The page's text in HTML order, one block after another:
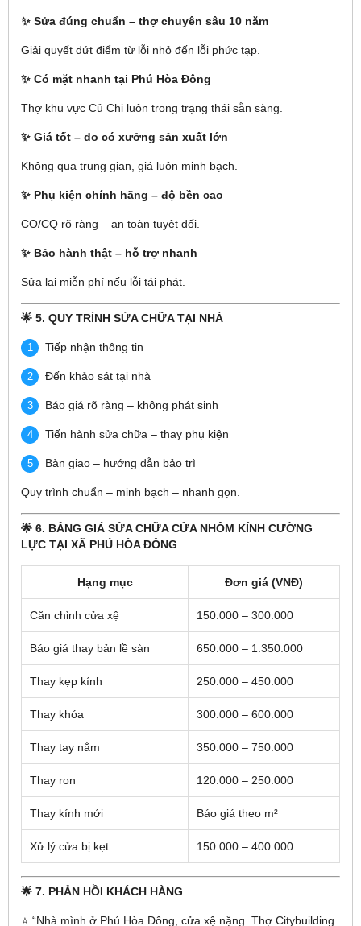
✨ Sửa đúng chuẩn – thợ chuyên sâu 10 năm
Giải quyết dứt điểm từ lỗi nhỏ đến lỗi phức tạp.
✨ Có mặt nhanh tại Phú Hòa Đông
Thợ khu vực Củ Chi luôn trong trạng thái sẵn sàng.
✨ Giá tốt – do có xưởng sản xuất lớn
Không qua trung gian, giá luôn minh bạch.
✨ Phụ kiện chính hãng – độ bền cao
CO/CQ rõ ràng – an toàn tuyệt đối.
✨ Bảo hành thật – hỗ trợ nhanh
Sửa lại miễn phí nếu lỗi tái phát.
🌟 5. QUY TRÌNH SỬA CHỮA TẠI NHÀ
Tiếp nhận thông tin
Đến khảo sát tại nhà
Báo giá rõ ràng – không phát sinh
Tiến hành sửa chữa – thay phụ kiện
Bàn giao – hướng dẫn bảo trì
Quy trình chuẩn – minh bạch – nhanh gọn.
🌟 6. BẢNG GIÁ SỬA CHỮA CỬA NHÔM KÍNH CƯỜNG
LỰC TẠI XÃ PHÚ HÒA ĐÔNG
Hạng mục Đơn giá (VNĐ)
Căn chỉnh cửa xệ 150.000 – 300.000
Báo giá thay bản lề sàn 650.000 – 1.350.000
Thay kẹp kính 250.000 – 450.000
Thay khóa 300.000 – 600.000
Thay tay nắm 350.000 – 750.000
Thay ron 120.000 – 250.000
Thay kính mới Báo giá theo m²
Xử lý cửa bị kẹt 150.000 – 400.000
🌟 7. PHẢN HỒI KHÁCH HÀNG
⭐ “Nhà mình ở Phú Hòa Đông, cửa xệ nặng. Thợ Citybuilding